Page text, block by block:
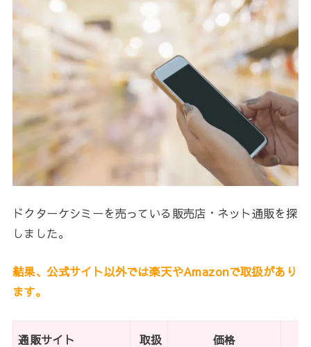
ドクターケシミーを売っている販売店・ネット通販を探
しました。
結果、公式サイト以外では楽天やAmazonで取扱があり
ます。
通販サイト 取扱 価格